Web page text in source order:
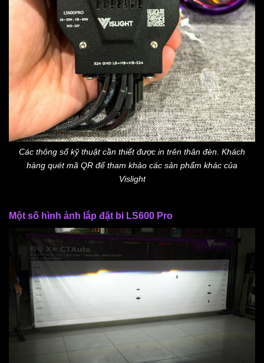
Các thông số kỹ thuật cần thiết được in trên thân đèn. Khách
hàng quét mã QR để tham khảo các sản phẩm khác của
Vislight
Một số hình ảnh lắp đặt bi LS600 Pro